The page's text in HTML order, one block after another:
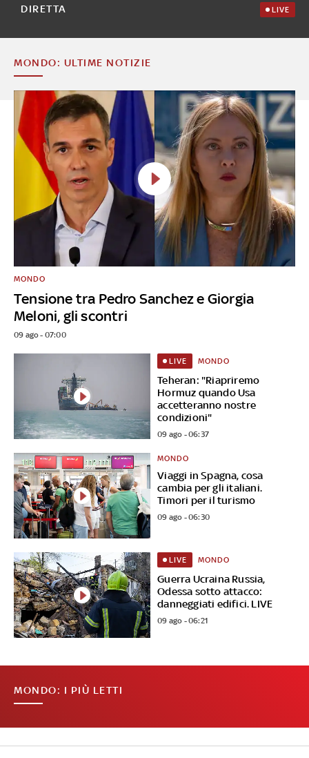
DIRETTA LIVE
MONDO: ULTIME NOTIZIE
Tensione tra Pedro Sanchez e Giorgia
Meloni, gli scontri
MONDO
09 ago - 07:00
Teheran: "Riapriremo
Hormuz quando Usa
accetteranno nostre
condizioni"
LIVE MONDO
09 ago - 06:37
Viaggi in Spagna, cosa
cambia per gli italiani.
Timori per il turismo
MONDO
09 ago - 06:30
Guerra Ucraina Russia,
Odessa sotto attacco:
danneggiati edifici. LIVE
LIVE MONDO
09 ago - 06:21
MONDO: I PIÙ LETTI